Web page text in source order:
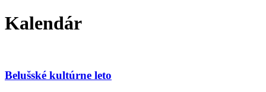
Kalendár
Belušské kultúrne leto